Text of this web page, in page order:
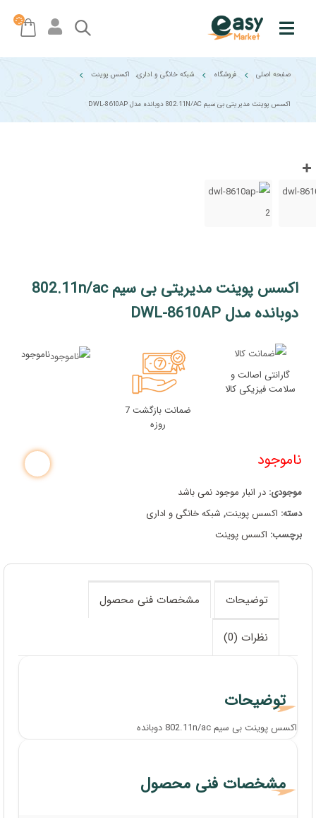
صفحه اصلی فروشگاه شبکه خانگی و اداری, اکسس پوینت
اکسس پوینت مدیریتی بی سیم 802.11N/AC دوبانده مدل DWL-8610AP
اکسس پوینت مدیریتی بی سیم 802.11n/ac
دوبانده مدل DWL-8610AP
گارانتی اصالت و
سلامت فیزیکی کالا
ضمانت بازگشت 7
روزه
ناموجود
ناموجود
موجودی: در انبار موجود نمی باشد
دسته: اکسس پوینت, شبکه خانگی و اداری
برچسب: اکسس پوینت
توضیحات مشخصات فنی محصول
نظرات (0)
توضیحات
اکسس پوینت بی سیم 802.11n/ac دوبانده
مشخصات فنی محصول